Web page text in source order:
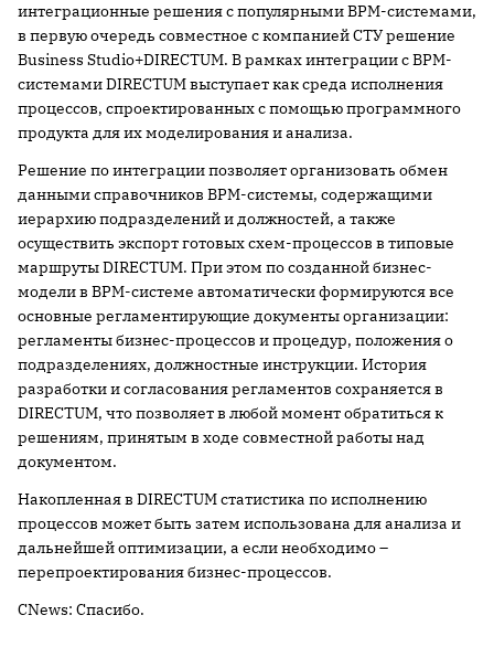
интеграционные решения с популярными BPM-системами,
в первую очередь совместное с компанией СТУ решение
Business Studio+DIRECTUM. В рамках интеграции с BPM-
системами DIRECTUM выступает как среда исполнения
процессов, спроектированных с помощью программного
продукта для их моделирования и анализа.
Решение по интеграции позволяет организовать обмен
данными справочников BPM-системы, содержащими
иерархию подразделений и должностей, а также
осуществить экспорт готовых схем-процессов в типовые
маршруты DIRECTUM. При этом по созданной бизнес-
модели в BPM-системе автоматически формируются все
основные регламентирующие документы организации:
регламенты бизнес-процессов и процедур, положения о
подразделениях, должностные инструкции. История
разработки и согласования регламентов сохраняется в
DIRECTUM, что позволяет в любой момент обратиться к
решениям, принятым в ходе совместной работы над
документом.
Накопленная в DIRECTUM статистика по исполнению
процессов может быть затем использована для анализа и
дальнейшей оптимизации, а если необходимо –
перепроектирования бизнес-процессов.
CNews: Спасибо.